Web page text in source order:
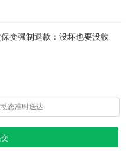
变强制退款：没坏也要没收